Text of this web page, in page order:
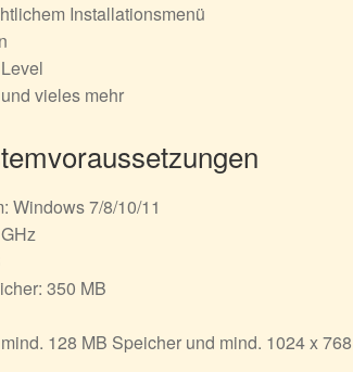
Installationsmenü
vieles mehr
Windows 7/8/10/11
350 MB
128 MB Speicher und mind. 1024 x 768